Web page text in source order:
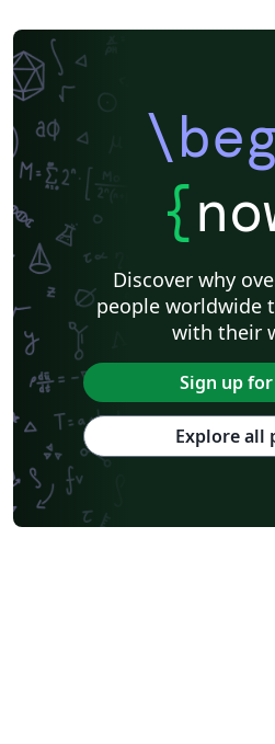
{
Discover why
people worldwide
with their
Sign up
Explore all